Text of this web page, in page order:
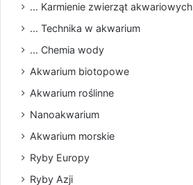
... Karmienie zwierząt akwariowych
... Technika w akwarium
... Chemia wody
Akwarium biotopowe
Akwarium roślinne
Nanoakwarium
Akwarium morskie
Ryby Europy
Ryby Azji